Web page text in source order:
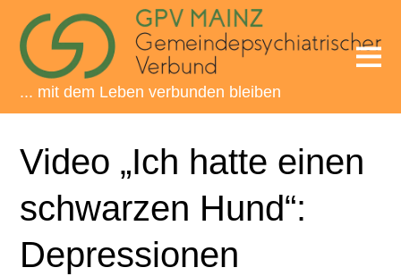
... mit dem Leben verbunden bleiben
Video „Ich hatte einen
schwarzen Hund“:
Depressionen